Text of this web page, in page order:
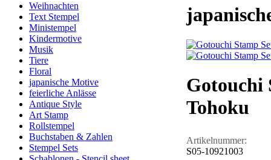
Weihnachten
Text Stempel
Ministempel
Kindermotive
Musik
Tiere
Floral
japanische Motive
feierliche Anlässe
Antique Style
Art Stamp
Rollstempel
Buchstaben & Zahlen
Stempel Sets
Gotouchi
Tohoku
Artikelnummer:
S05-10921003